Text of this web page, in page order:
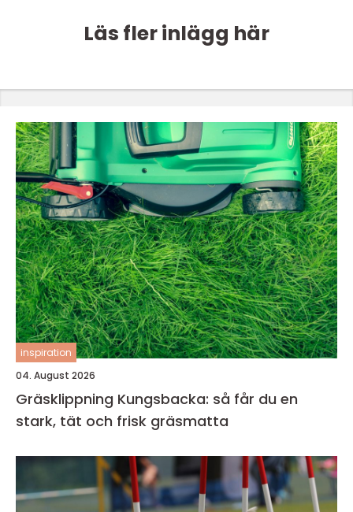
Läs fler inlägg här
inspiration
04. August 2026
Gräsklippning Kungsbacka: så får du en
stark, tät och frisk gräsmatta